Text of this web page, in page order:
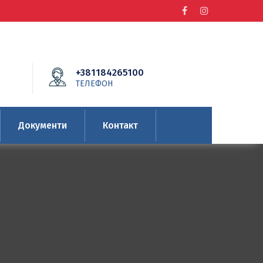
+381184265100
ТЕЛЕФОН
Документи Контакт